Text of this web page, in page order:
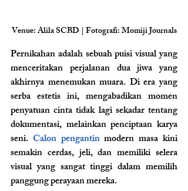
Venue: Alila SCBD | Fotografi: Momiji Journals
Pernikahan adalah sebuah puisi visual yang
menceritakan perjalanan dua jiwa yang
akhirnya menemukan muara. Di era yang
serba estetis ini, mengabadikan momen
penyatuan cinta tidak lagi sekadar tentang
dokumentasi, melainkan penciptaan karya
seni. Calon pengantin modern masa kini
semakin cerdas, jeli, dan memiliki selera
visual yang sangat tinggi dalam memilih
panggung perayaan mereka.